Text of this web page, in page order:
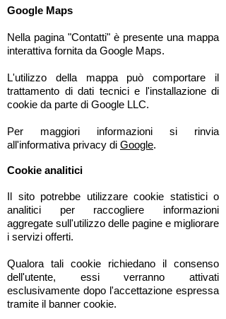
Google Maps
Nella pagina "Contatti" è presente una mappa
interattiva fornita da Google Maps.
L'utilizzo della mappa può comportare il
trattamento di dati tecnici e l'installazione di
cookie da parte di Google LLC.
Per maggiori informazioni si rinvia
all'informativa privacy di Google.
Cookie analitici
Il sito potrebbe utilizzare cookie statistici o
analitici per raccogliere informazioni
aggregate sull'utilizzo delle pagine e migliorare
i servizi offerti.
Qualora tali cookie richiedano il consenso
dell'utente, essi verranno attivati
esclusivamente dopo l'accettazione espressa
tramite il banner cookie.